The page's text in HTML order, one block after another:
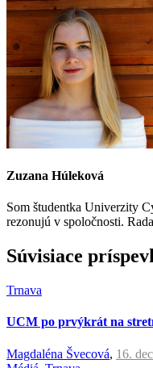
Zuzana Húleková
Som študentka Univerzity
rezonujú v spoločnosti.
Súvisiace
Trnava
UCM po prvýkrát na
Magdaléna Švecová, 16.